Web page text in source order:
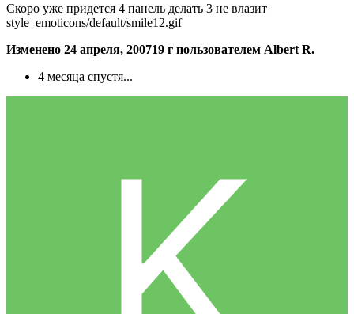
Скоро уже придется 4 панель делать 3 не влазит
style_emoticons/default/smile12.gif
Изменено 24 апреля, 200719 г пользователем Albert R.
4 месяца спустя...